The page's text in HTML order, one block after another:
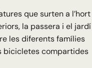
que surten a l’hort
la passera i el jardí
les diferents famílies
bicicletes compartides